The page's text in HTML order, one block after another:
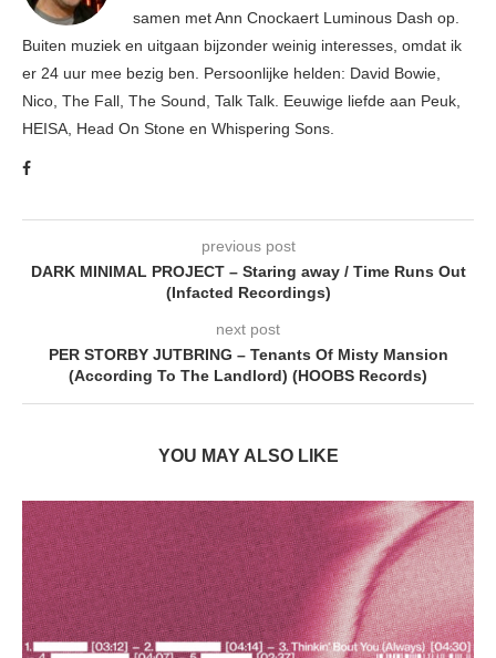
samen met Ann Cnockaert Luminous Dash op.
Buiten muziek en uitgaan bijzonder weinig interesses, omdat ik
er 24 uur mee bezig ben. Persoonlijke helden: David Bowie,
Nico, The Fall, The Sound, Talk Talk. Eeuwige liefde aan Peuk,
HEISA, Head On Stone en Whispering Sons.
previous post
DARK MINIMAL PROJECT – Staring away / Time Runs Out
(Infacted Recordings)
next post
PER STORBY JUTBRING – Tenants Of Misty Mansion
(According To The Landlord) (HOOBS Records)
YOU MAY ALSO LIKE